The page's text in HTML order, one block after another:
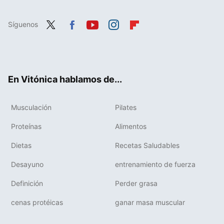
Síguenos
En Vitónica hablamos de...
Musculación Pilates
Proteínas Alimentos
Dietas Recetas Saludables
Desayuno entrenamiento de fuerza
Definición Perder grasa
cenas protéicas ganar masa muscular